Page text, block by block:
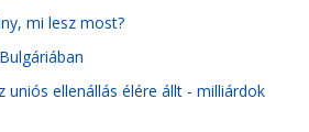
mi lesz most?
ellenállás élére állt - milliárdok